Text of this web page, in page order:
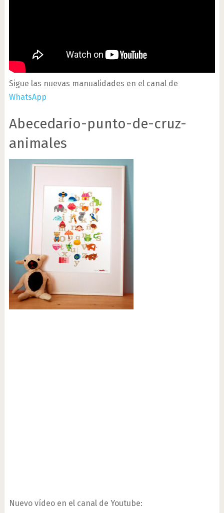
Sigue las nuevas manualidades en el canal de
WhatsApp
Abecedario-punto-de-cruz-
animales
Nuevo vídeo en el canal de Youtube: